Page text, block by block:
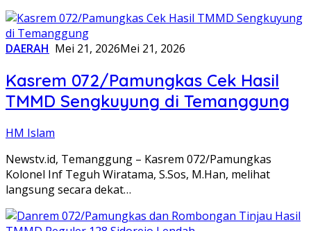
DAERAH Mei 21, 2026Mei 21, 2026
Kasrem 072/Pamungkas Cek Hasil
TMMD Sengkuyung di Temanggung
HM Islam
Newstv.id, Temanggung – Kasrem 072/Pamungkas
Kolonel Inf Teguh Wiratama, S.Sos, M.Han, melihat
langsung secara dekat…